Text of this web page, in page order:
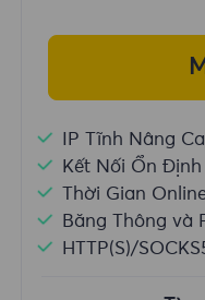
IP Tĩnh Nâng
Kết Nối Ổn Định
Thời Gian
Băng Thông và
HTTP(S)/